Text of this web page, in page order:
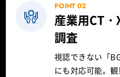
POINT 02
産業用CT
調査
視認できない「
にも対応可能。